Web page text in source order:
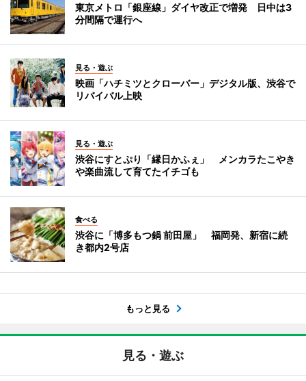
東京メトロ「銀座線」ダイヤ改正で増発 日中は3
分間隔で運行へ
見る・遊ぶ
映画「ハチミツとクローバー」デジタル版、渋谷で
リバイバル上映
見る・遊ぶ
渋谷にすとぷり「縁日かふぇ」 メンカラたこやき
や楽曲流して育てたイチゴも
食べる
渋谷に「博多もつ鍋 前田屋」 福岡発、新宿に続
き都内2号店
もっと見る
見る・遊ぶ